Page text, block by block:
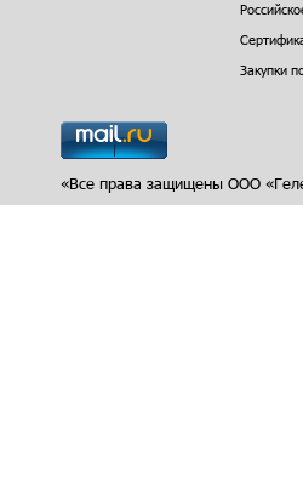
Закупки
«Все права защищены ООО